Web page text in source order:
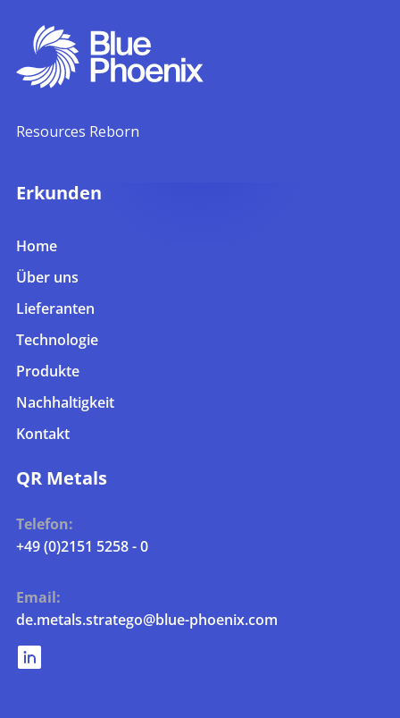
Resources Reborn
Erkunden
Home
Über uns
Lieferanten
Technologie
Produkte
Nachhaltigkeit
Kontakt
QR Metals
Telefon:
+49 (0)2151 5258 - 0
Email:
de.metals.stratego@blue-phoenix.com